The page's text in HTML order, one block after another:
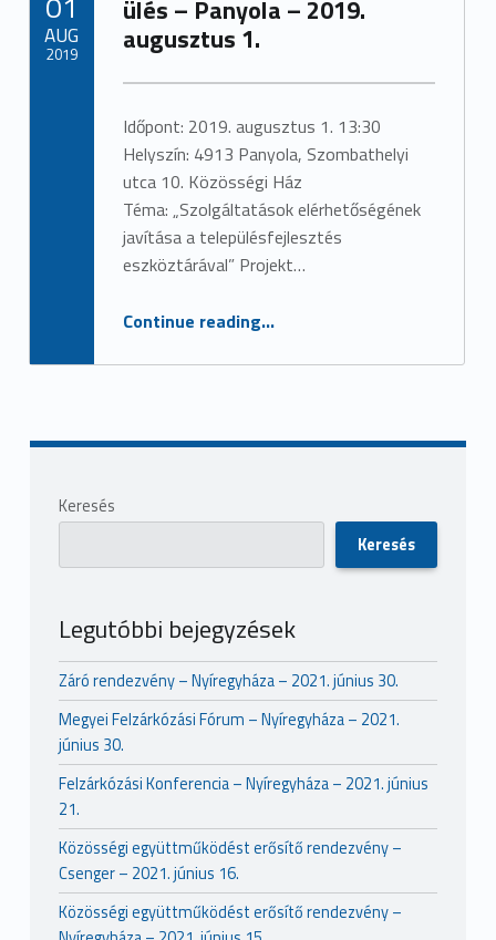
g
ülés – Panyola – 2019.
augusztus 1.
Időpont: 2019. augusztus 1. 13:30
Helyszín: 4913 Panyola, Szombathelyi
utca 10. Közösségi Ház
Téma: „Szolgáltatások elérhetőségének
javítása a településfejlesztés
eszköztárával” Projekt…
Continue reading“Tematikus munkacsoport ülés – Panyola – 2019. augusztus 1.”…
AUG
2019
Sidebar
Keresés
Keresés
Legutóbbi bejegyzések
Záró rendezvény – Nyíregyháza – 2021. június 30.
Megyei Felzárkózási Fórum – Nyíregyháza – 2021.
június 30.
Felzárkózási Konferencia – Nyíregyháza – 2021. június
21.
Közösségi együttműködést erősítő rendezvény –
Csenger – 2021. június 16.
Közösségi együttműködést erősítő rendezvény –